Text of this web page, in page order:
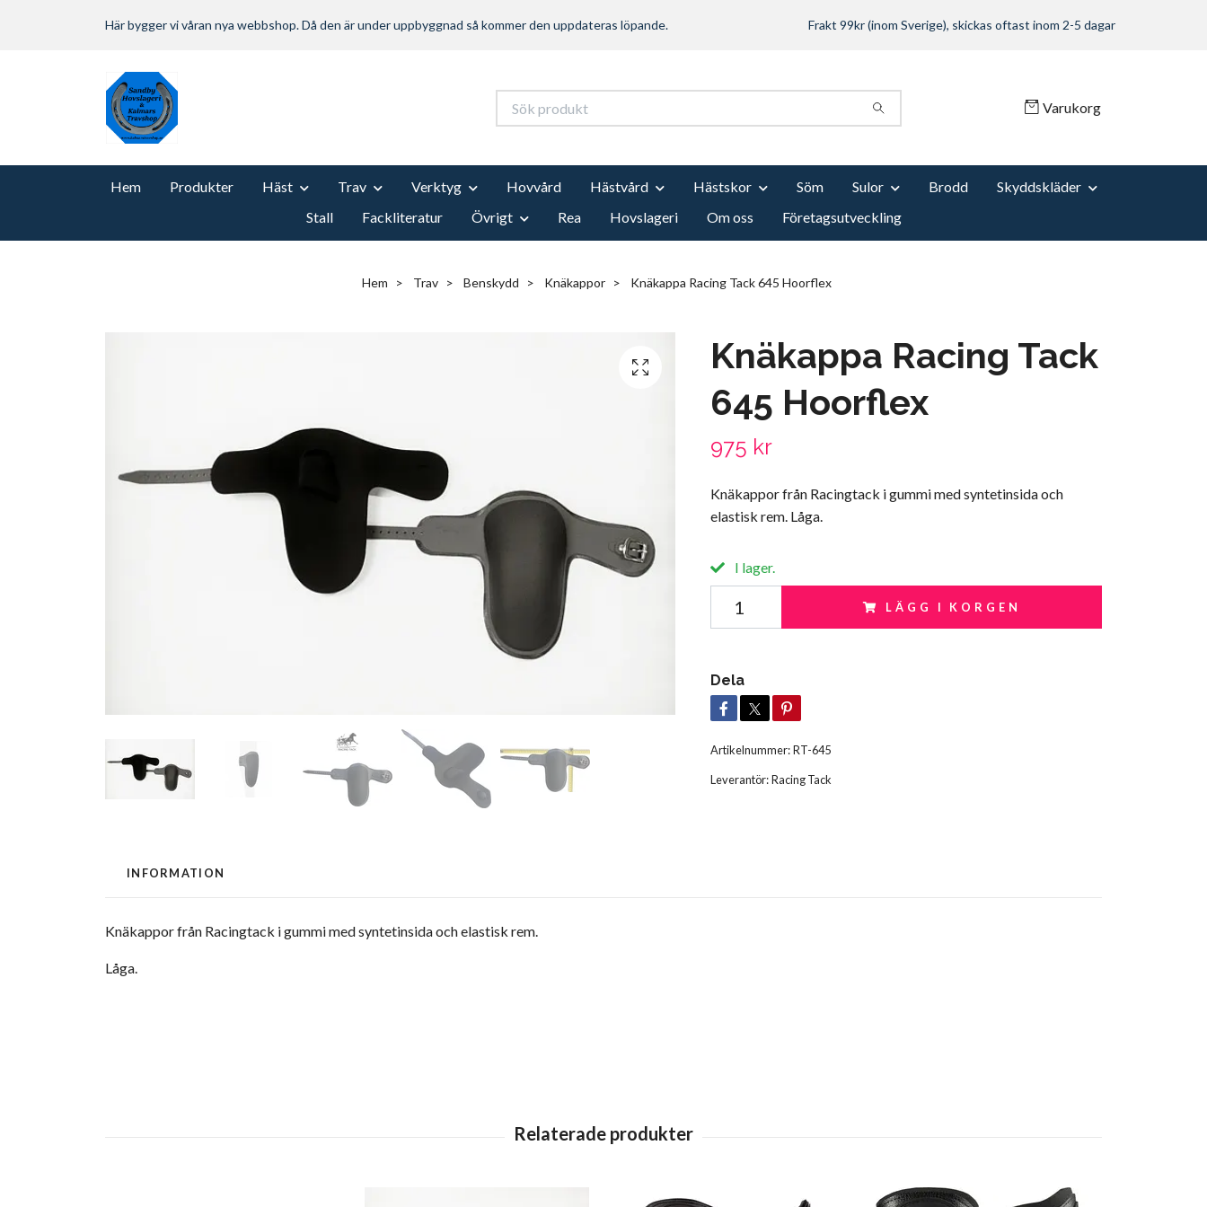
Här bygger vi våran nya webbshop. Då den är under uppbyggnad så kommer den uppdateras löpande. Frakt 99kr (inom Sverige), skickas oftast inom 2-5 dagar
Varukorg
Hem Produkter Häst Trav Verktyg Hovvård Hästvård Hästskor Söm Sulor Brodd
Skyddskläder
Stall
Fackliteratur Övrigt Rea Hovslageri Om oss Företagsutveckling
Hem Trav Benskydd Knäkappor Knäkappa Racing Tack 645 Hoorflex
Knäkappa Racing Tack
645 Hoorflex
975 kr
Knäkappor från Racingtack i gummi med syntetinsida och
elastisk rem. Låga.
I lager.
LÄGG I KORGEN
Dela
Artikelnummer:RT-645
Leverantör:Racing Tack
INFORMATION
Knäkappor från Racingtack i gummi med syntetinsida och elastisk rem.
Låga.